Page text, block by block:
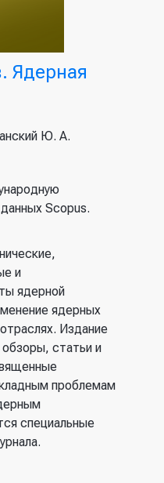
Ядерная
Ю. А.
Scopus.
и
ядерной
ядерных
Издание
обзоры, статьи и
проблемам
специальные